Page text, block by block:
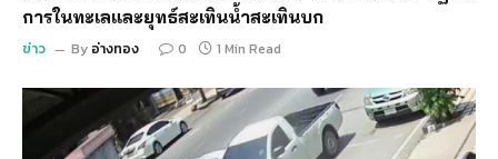
การในทะเลและยุทธ์สะเทินน้ำสะเทินบก
ข่าว By อ่างทอง 0 1 Min Read